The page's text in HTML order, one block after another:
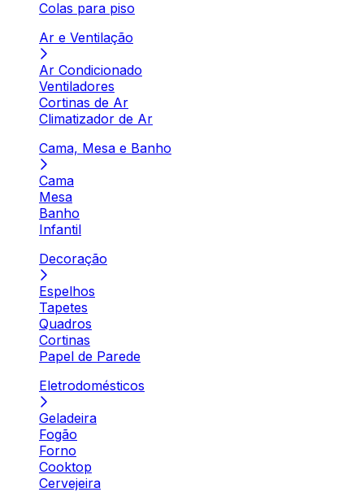
Colas para piso
Ar e Ventilação
Ar Condicionado
Ventiladores
Cortinas de Ar
Climatizador de Ar
Cama, Mesa e Banho
Cama
Mesa
Banho
Infantil
Decoração
Espelhos
Tapetes
Quadros
Cortinas
Papel de Parede
Eletrodomésticos
Geladeira
Fogão
Forno
Cooktop
Cervejeira